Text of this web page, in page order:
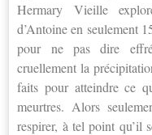
Hermary Vieille
d’Antoine en seulement
pour ne pas dire
cruellement la
faits pour atteindre ce
meurtres. Alors
respirer, à tel point qu’il